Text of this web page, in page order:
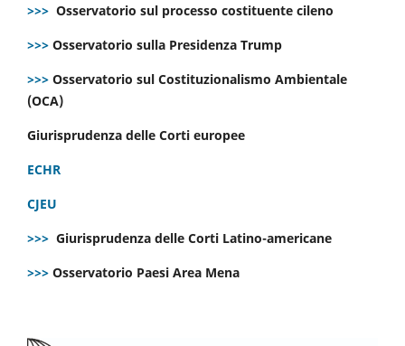
>>> Osservatorio sul processo costituente cileno
>>> Osservatorio sulla Presidenza Trump
>>> Osservatorio sul Costituzionalismo Ambientale
(OCA)
Giurisprudenza delle Corti europee
ECHR
CJEU
>>> Giurisprudenza delle Corti Latino-americane
>>> Osservatorio Paesi Area Mena